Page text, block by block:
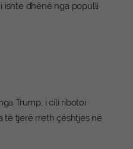
ishte dhënë nga populli
Trump, i cili ribotoi
të tjerë rreth çështjes në